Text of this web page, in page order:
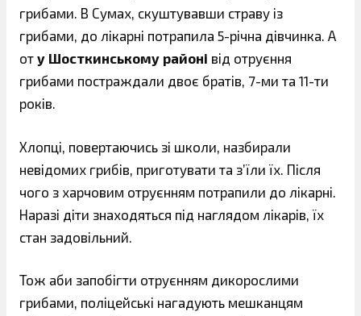
грибами. В Сумах, скуштувавши страву із
грибами, до лікарні потрапила 5-річна дівчинка. А
от у Шосткинському районі від отруєння
грибами постраждали двоє братів, 7-ми та 11-ти
років.
Хлопці, повертаючись зі школи, назбирали
невідомих грибів, приготувати та з’їли їх. Після
чого з харчовим отруєнням потрапили до лікарні.
Наразі діти знаходяться під наглядом лікарів, їх
стан задовільний.
Тож аби запобігти отруєнням дикорослими
грибами, поліцейські нагадують мешканцям